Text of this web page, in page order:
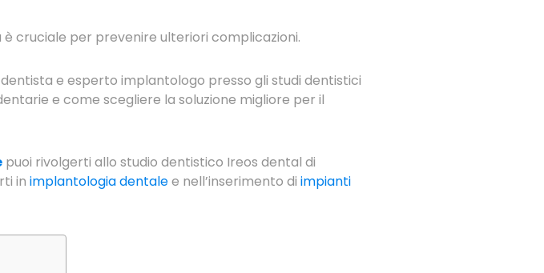
cruciale per prevenire ulteriori complicazioni.
dentista e esperto implantologo presso gli studi dentistici
e come scegliere la soluzione migliore per il
puoi rivolgerti allo studio dentistico Ireos dental di
in implantologia dentalee nell’inserimento di impianti